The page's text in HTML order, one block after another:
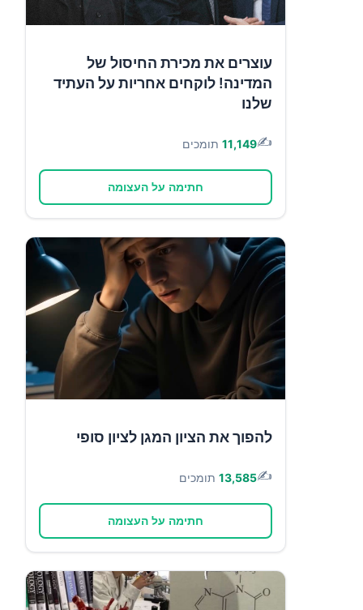
עוצרים את מכירת החיסול של
המדינה! לוקחים אחריות על העתיד
שלנו
✍️
11,149 תומכים
חתימה על העצומה
להפוך את הציון המגן לציון סופי
✍️
13,585 תומכים
חתימה על העצומה